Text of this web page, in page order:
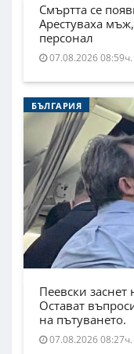
Смъртта се
Арестуваха
персонал
07.08.2026 08:59ч.
БЪЛГАРИЯ
Пеевски заснет
Остават
на пътуването.
07.08.2026 08:27ч.